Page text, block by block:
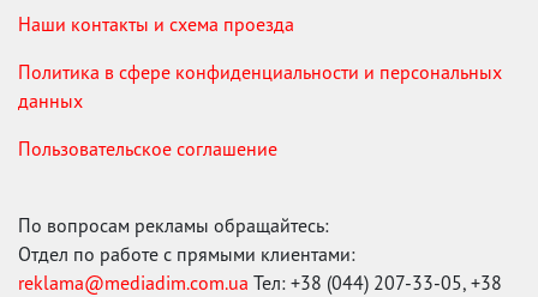
Наши контакты и схема проезда
Политика в сфере конфиденциальности и персональных
данных
Пользовательское соглашение
По вопросам рекламы обращайтесь:
Отдел по работе с прямыми клиентами:
reklama@mediadim.com.ua Тел: +38 (044) 207-33-05, +38